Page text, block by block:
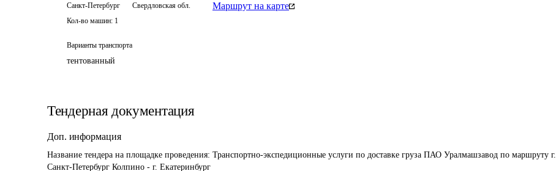
Санкт-Петербург Свердловская обл. Маршрут на карте
Кол-во машин: 1
Варианты транспорта
тентованный
Тендерная документация
Доп. информация
Название тендера на площадке проведения: Транспортно-экспедиционные услуги по доставке груза ПАО Уралмашзавод по маршруту г.
Санкт-Петербург Колпино - г. Екатеринбург